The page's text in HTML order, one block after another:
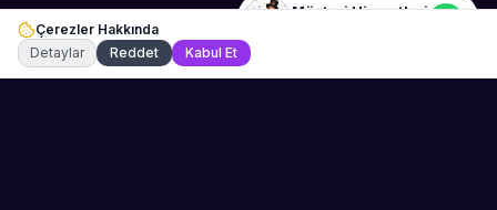
Müşteri Hizmetleri
Çerezler Hakkında
Detaylar
Reddet Kabul Et